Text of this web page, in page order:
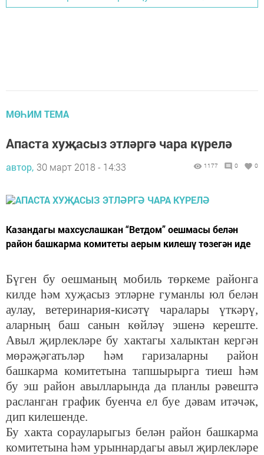
МӨҺИМ ТЕМА
Апаста хуҗасыз этләргә чара күрелә
автор, 30 март 2018 - 14:33 1177 0 0
Казандагы махсуслашкан “Ветдом” оешмасы белән
район башкарма комитеты аерым килешү төзегән иде
Бүген бу оешманың мобиль төркеме районга
килде һәм хуҗасыз этләрне гуманлы юл белән
аулау, ветеринария-кисәтү чаралары үткәрү,
аларның баш санын көйләү эшенә кереште.
Авыл җирлекләре бу хактагы халыктан кергән
мөрәҗәгатьләр һәм гаризаларны район
башкарма комитетына тапшырырга тиеш һәм
бу эш район авылларында да планлы рәвештә
расланган график буенча ел буе дәвам итәчәк,
дип килешенде.
Бу хакта сорауларыгыз белән район башкарма
комитетына һәм урыннардагы авыл җирлекләре